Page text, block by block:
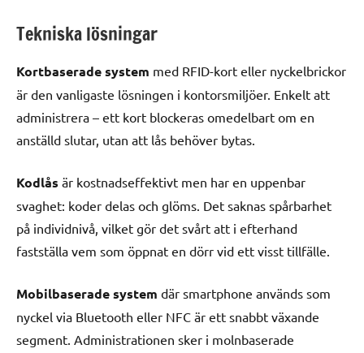
Tekniska lösningar
Kortbaserade system med RFID-kort eller nyckelbrickor
är den vanligaste lösningen i kontorsmiljöer. Enkelt att
administrera – ett kort blockeras omedelbart om en
anställd slutar, utan att lås behöver bytas.
Kodlås är kostnadseffektivt men har en uppenbar
svaghet: koder delas och glöms. Det saknas spårbarhet
på individnivå, vilket gör det svårt att i efterhand
fastställa vem som öppnat en dörr vid ett visst tillfälle.
Mobilbaserade system där smartphone används som
nyckel via Bluetooth eller NFC är ett snabbt växande
segment. Administrationen sker i molnbaserade